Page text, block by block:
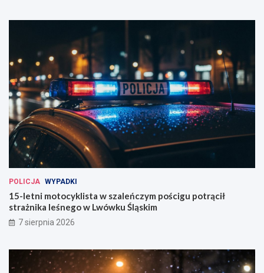
POLICJA WYPADKI
15-letni motocyklista w szaleńczym pościgu potrącił
strażnika leśnego w Lwówku Śląskim
7 sierpnia 2026